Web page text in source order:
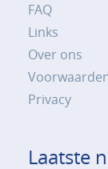
FAQ
Links
Over ons
Privacy
Laatste